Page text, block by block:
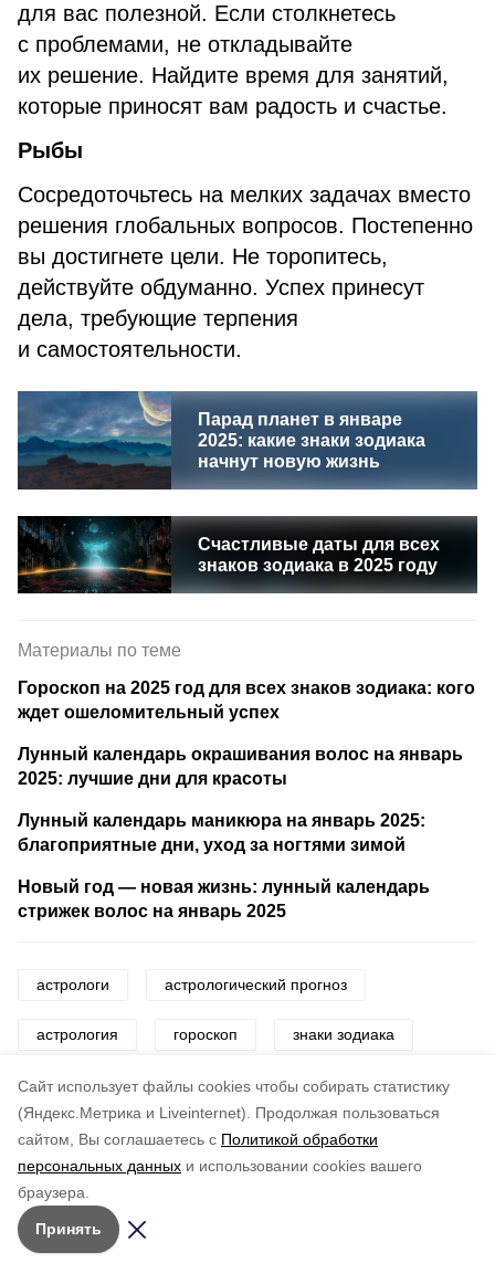
Cайт использует файлы cookies чтобы собирать статистику
(Яндекс.Метрика и Liveinternet).
Продолжая пользоваться
сайтом, Вы соглашаетесь с Политикой обработки
персональных данных и использовании cookies вашего
браузера.
Принять
для вас полезной. Если столкнетесь
с проблемами, не откладывайте
их решение. Найдите время для занятий,
которые приносят вам радость и счастье.
Рыбы
Сосредоточьтесь на мелких задачах вместо
решения глобальных вопросов. Постепенно
вы достигнете цели. Не торопитесь,
действуйте обдуманно. Успех принесут
дела, требующие терпения
и самостоятельности.
Парад планет в январе
2025: какие знаки зодиака
начнут новую жизнь
Счастливые даты для всех
знаков зодиака в 2025 году
Материалы по теме
Гороскоп на 2025 год для всех знаков зодиака: кого
ждет ошеломительный успех
Лунный календарь окрашивания волос на январь
2025: лучшие дни для красоты
Лунный календарь маникюра на январь 2025:
благоприятные дни, уход за ногтями зимой
Новый год — новая жизнь: лунный календарь
стрижек волос на январь 2025
астрологи астрологический прогноз
астрология гороскоп знаки зодиака
звезды
по оценке
5